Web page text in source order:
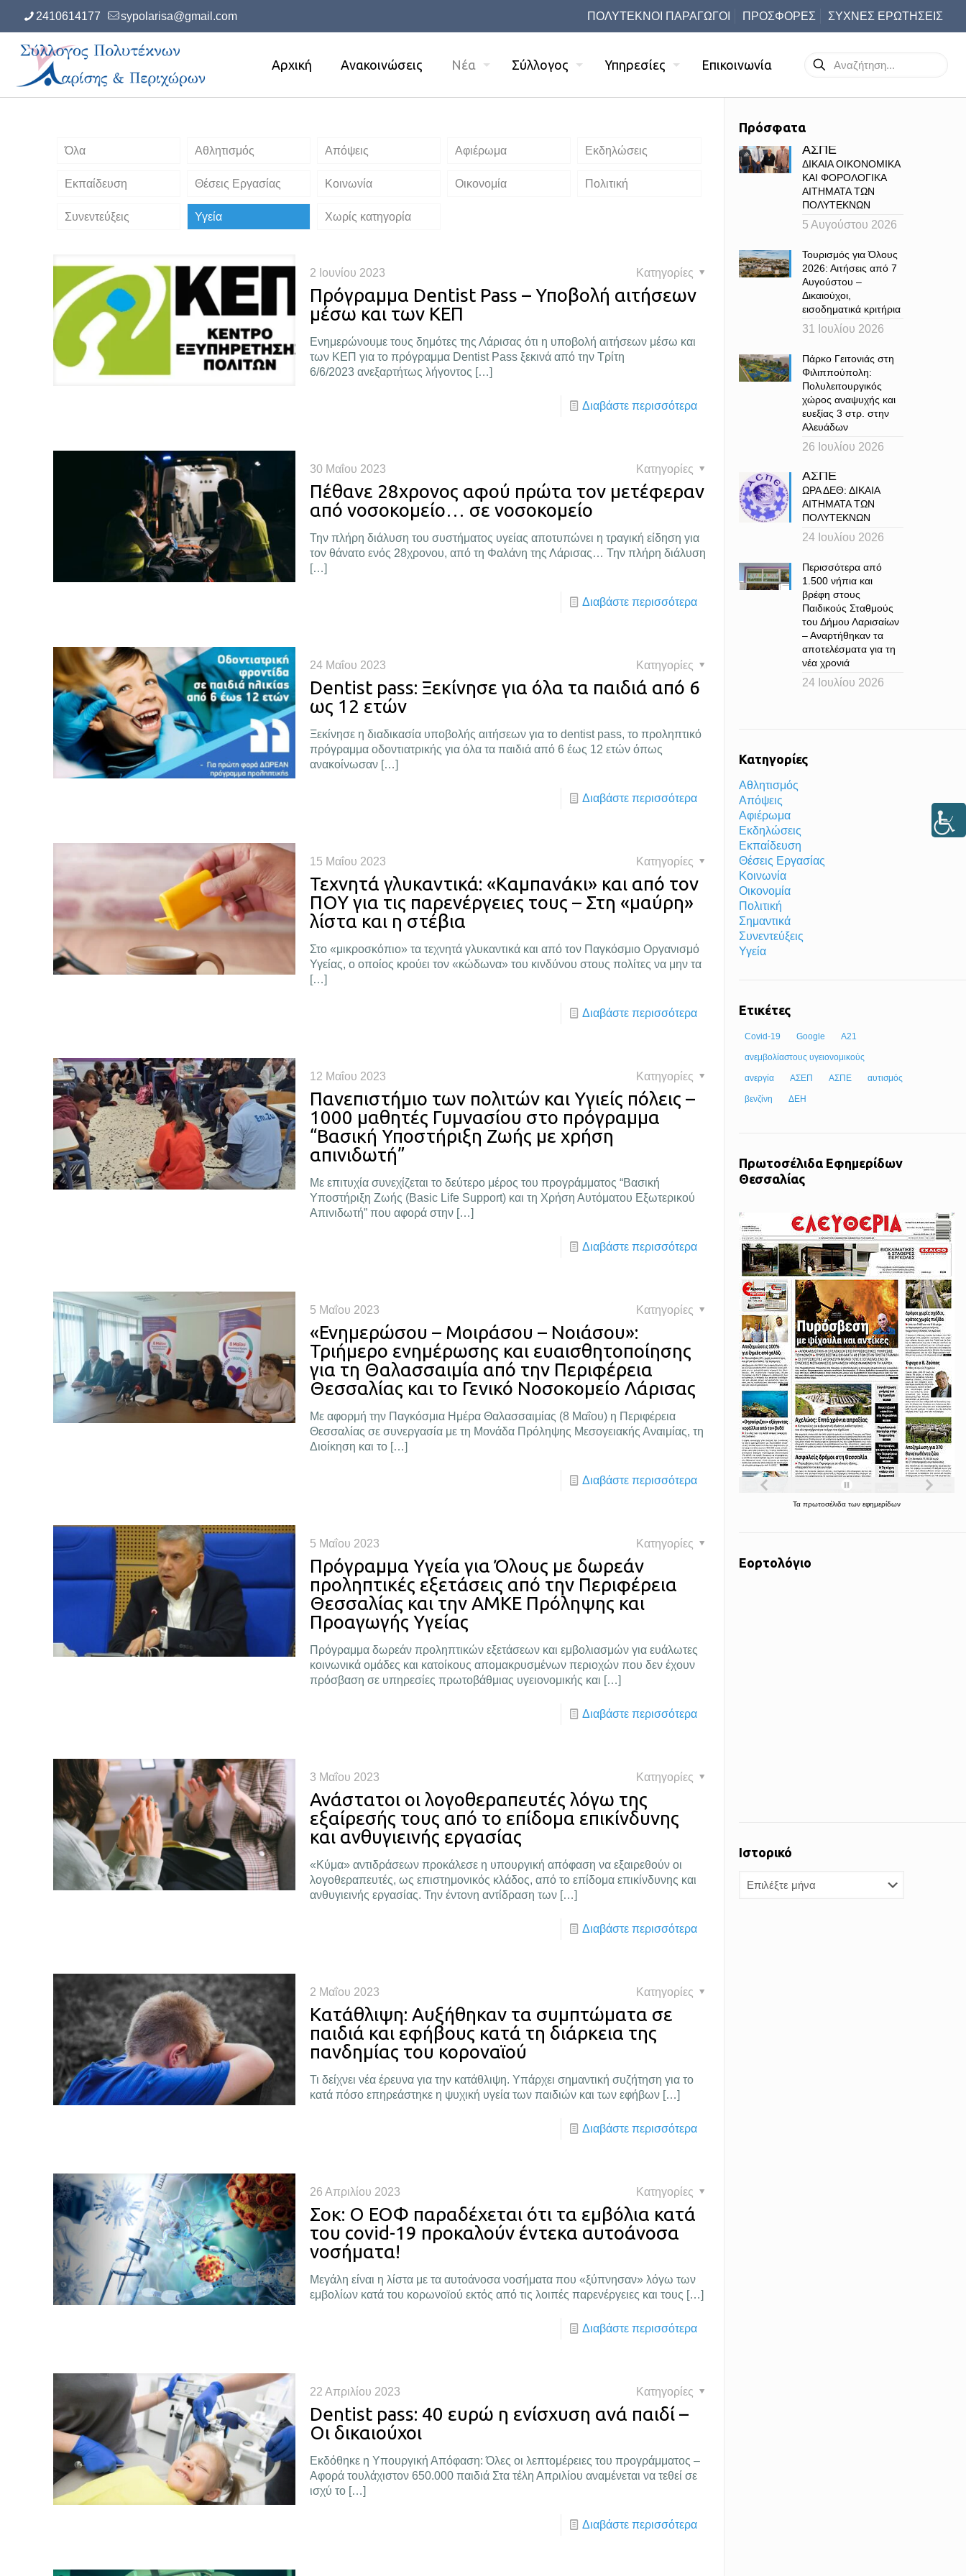
2410614177 sypolarisa@gmail.com ΠΟΛΥΤΕΚΝΟΙ ΠΑΡΑΓΩΓΟΙ ΠΡΟΣΦΟΡΕΣ ΣΥΧΝΕΣ ΕΡΩΤΗΣΕΙΣ
Αρχική Ανακοινώσεις Νέα Σύλλογος Υπηρεσίες Επικοινωνία
Όλα Αθλητισμός Απόψεις Αφιέρωμα Εκδηλώσεις
Εκπαίδευση Θέσεις Εργασίας Κοινωνία Οικονομία Πολιτική
Συνεντεύξεις Υγεία Χωρίς κατηγορία
2 Ιουνίου 2023 Κατηγορίες
Πρόγραμμα Dentist Pass – Υποβολή αιτήσεων
μέσω και των ΚΕΠ
Ενημερώνουμε τους δημότες της Λάρισας ότι η υποβολή αιτήσεων μέσω και
των ΚΕΠ για το πρόγραμμα Dentist Pass ξεκινά από την Τρίτη
6/6/2023 ανεξαρτήτως λήγοντος […]
Διαβάστε περισσότερα
30 Μαΐου 2023 Κατηγορίες
Πέθανε 28χρονος αφού πρώτα τον μετέφεραν
από νοσοκομείο… σε νοσοκομείο
Την πλήρη διάλυση του συστήματος υγείας αποτυπώνει η τραγική είδηση για
τον θάνατο ενός 28χρονου, από τη Φαλάνη της Λάρισας… Την πλήρη διάλυση
[…]
Διαβάστε περισσότερα
24 Μαΐου 2023 Κατηγορίες
Dentist pass: Ξεκίνησε για όλα τα παιδιά από 6
ως 12 ετών
Ξεκίνησε η διαδικασία υποβολής αιτήσεων για το dentist pass, το προληπτικό
πρόγραμμα οδοντιατρικής για όλα τα παιδιά από 6 έως 12 ετών όπως
ανακοίνωσαν[…]
Διαβάστε περισσότερα
15 Μαΐου 2023 Κατηγορίες
Τεχνητά γλυκαντικά: «Καμπανάκι» και από τον
ΠΟΥ για τις παρενέργειες τους – Στη «μαύρη»
λίστα και η στέβια
Στο «μικροσκόπιο» τα τεχνητά γλυκαντικά και από τον Παγκόσμιο Οργανισμό
Υγείας, ο οποίος κρούει τον «κώδωνα» του κινδύνου στους πολίτες να μην τα
[…]
Διαβάστε περισσότερα
12 Μαΐου 2023 Κατηγορίες
Πανεπιστήμιο των πολιτών και Υγιείς πόλεις –
1000 μαθητές Γυμνασίου στο πρόγραμμα
“Βασική Υποστήριξη Ζωής με χρήση
απινιδωτή”
Με επιτυχία συνεχίζεται το δεύτερο μέρος του προγράμματος “Βασική
Υποστήριξη Ζωής (Basic Life Support) και τη Χρήση Αυτόματου Εξωτερικού
Απινιδωτή” που αφορά στην[…]
Διαβάστε περισσότερα
5 Μαΐου 2023 Κατηγορίες
«Ενημερώσου – Μοιράσου – Νοιάσου»:
Τριήμερο ενημέρωσης και ευαισθητοποίησης
για τη Θαλασσαιμία από την Περιφέρεια
Θεσσαλίας και το Γενικό Νοσοκομείο Λάρισας
Με αφορμή την Παγκόσμια Ημέρα Θαλασσαιμίας (8 Μαΐου) η Περιφέρεια
Θεσσαλίας σε συνεργασία με τη Μονάδα Πρόληψης Μεσογειακής Αναιμίας, τη
Διοίκηση και το[…]
Διαβάστε περισσότερα
5 Μαΐου 2023 Κατηγορίες
Πρόγραμμα Υγεία για Όλους με δωρεάν
προληπτικές εξετάσεις από την Περιφέρεια
Θεσσαλίας και την ΑΜΚΕ Πρόληψης και
Προαγωγής Υγείας
Πρόγραμμα δωρεάν προληπτικών εξετάσεων και εμβολιασμών για ευάλωτες
κοινωνικά ομάδες και κατοίκους απομακρυσμένων περιοχών που δεν έχουν
πρόσβαση σε υπηρεσίες πρωτοβάθμιας υγειονομικής και […]
Διαβάστε περισσότερα
3 Μαΐου 2023 Κατηγορίες
Ανάστατοι οι λογοθεραπευτές λόγω της
εξαίρεσής τους από το επίδομα επικίνδυνης
και ανθυγιεινής εργασίας
«Κύμα» αντιδράσεων προκάλεσε η υπουργική απόφαση να εξαιρεθούν οι
λογοθεραπευτές, ως επιστημονικός κλάδος, από το επίδομα επικίνδυνης και
ανθυγιεινής εργασίας. Την έντονη αντίδραση των[…]
Διαβάστε περισσότερα
2 Μαΐου 2023 Κατηγορίες
Κατάθλιψη: Αυξήθηκαν τα συμπτώματα σε
παιδιά και εφήβους κατά τη διάρκεια της
πανδημίας του κοροναϊού
Τι δείχνει νέα έρευνα για την κατάθλιψη. Υπάρχει σημαντική συζήτηση για το
κατά πόσο επηρεάστηκε η ψυχική υγεία των παιδιών και των εφήβων[…]
Διαβάστε περισσότερα
26 Απριλίου 2023 Κατηγορίες
Σοκ: Ο ΕΟΦ παραδέχεται ότι τα εμβόλια κατά
του covid-19 προκαλούν έντεκα αυτοάνοσα
νοσήματα!
Μεγάλη είναι η λίστα με τα αυτοάνοσα νοσήματα που «ξύπνησαν» λόγω των
εμβολίων κατά του κορωνοϊού εκτός από τις λοιπές παρενέργειες και τους […]
Διαβάστε περισσότερα
22 Απριλίου 2023 Κατηγορίες
Dentist pass: 40 ευρώ η ενίσχυση ανά παιδί –
Οι δικαιούχοι
Εκδόθηκε η Υπουργική Απόφαση: Όλες οι λεπτομέρειες του προγράμματος –
Αφορά τουλάχιστον 650.000 παιδιά Στα τέλη Απριλίου αναμένεται να τεθεί σε
ισχύ το[…]
Διαβάστε περισσότερα
Πρόσφατα
ΑΣΠΕ
ΔΙΚΑΙΑ ΟΙΚΟΝΟΜΙΚΑ
ΚΑΙ ΦΟΡΟΛΟΓΙΚΑ
ΑΙΤΗΜΑΤΑ ΤΩΝ
ΠΟΛΥΤΕΚΝΩΝ
5 Αυγούστου 2026
Τουρισμός για Όλους
2026: Αιτήσεις από 7
Αυγούστου –
Δικαιούχοι,
εισοδηματικά κριτήρια
31 Ιουλίου 2026
Πάρκο Γειτονιάς στη
Φιλιππούπολη:
Πολυλειτουργικός
χώρος αναψυχής και
ευεξίας 3 στρ. στην
Αλευάδων
26 Ιουλίου 2026
ΑΣΠΕ
ΩΡΑ ΔΕΘ: ΔΙΚΑΙΑ
ΑΙΤΗΜΑΤΑ ΤΩΝ
ΠΟΛΥΤΕΚΝΩΝ
24 Ιουλίου 2026
Περισσότερα από
1.500 νήπια και
βρέφη στους
Παιδικούς Σταθμούς
του Δήμου Λαρισαίων
– Αναρτήθηκαν τα
αποτελέσματα για τη
νέα χρονιά
24 Ιουλίου 2026
Κατηγορίες
Αθλητισμός
Απόψεις
Αφιέρωμα
Εκδηλώσεις
Εκπαίδευση
Θέσεις Εργασίας
Κοινωνία
Οικονομία
Πολιτική
Σημαντικά
Συνεντεύξεις
Υγεία
Ετικέτες
Covid-19 Google Α21
ανεμβολίαστους υγειονομικούς
ανεργία ΑΣΕΠ ΑΣΠΕ αυτισμός
βενζίνη ΔΕΗ
Πρωτοσέλιδα Εφημερίδων
Θεσσαλίας
Τα πρωτοσέλιδα των εφημερίδων
Εορτολόγιο
Ιστορικό